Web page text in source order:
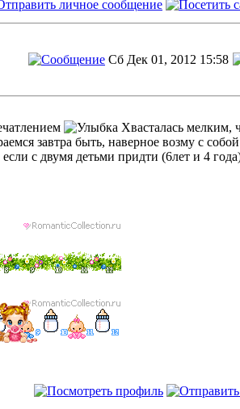
Сб Дек 01, 2012 15:58
Хвасталась мелким,
завтра быть, наверное возму с
с двумя детьми придти (6лет и 4